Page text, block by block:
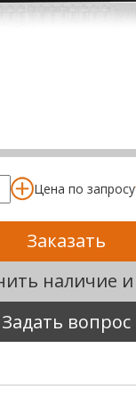
Цена по запросу
Заказать
наличие
Задать вопрос